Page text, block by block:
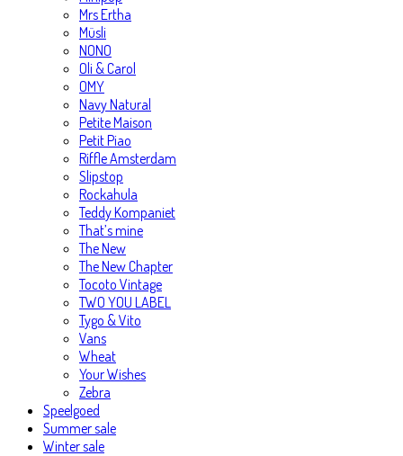
Mrs Ertha
Müsli
NONO
Oli & Carol
OMY
Navy Natural
Petite Maison
Petit Piao
Riffle Amsterdam
Slipstop
Rockahula
Teddy Kompaniet
That’s mine
The New
The New Chapter
Tocoto Vintage
TWO YOU LABEL
Tygo & Vito
Vans
Wheat
Your Wishes
Zebra
Speelgoed
Summer sale
Winter sale